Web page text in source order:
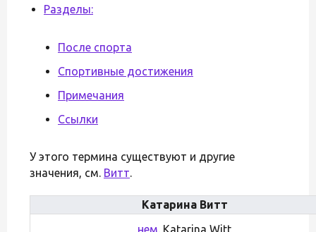
Разделы:
После спорта
Спортивные достижения
Примечания
Ссылки
У этого термина существуют и другие
значения, см. Витт.
Катарина Витт
нем. Katarina Witt